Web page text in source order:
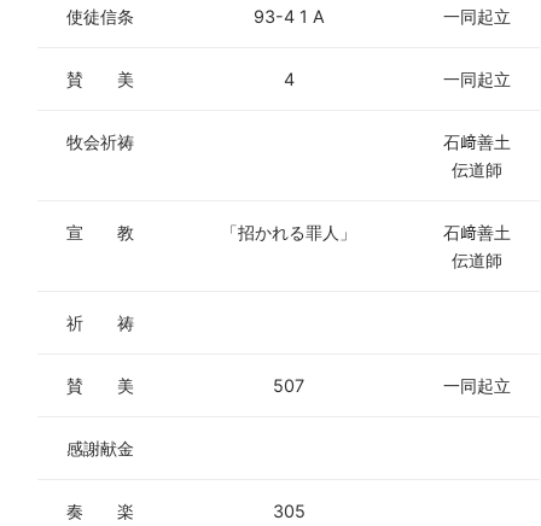
使徒信条 93-4 1 A 一同起立
賛 美 4 一同起立
牧会祈祷
石﨑善土
伝道師
宣 教 「招かれる罪人」
石﨑善土
伝道師
祈 祷
賛 美 507 一同起立
感謝献金
奏 楽 305